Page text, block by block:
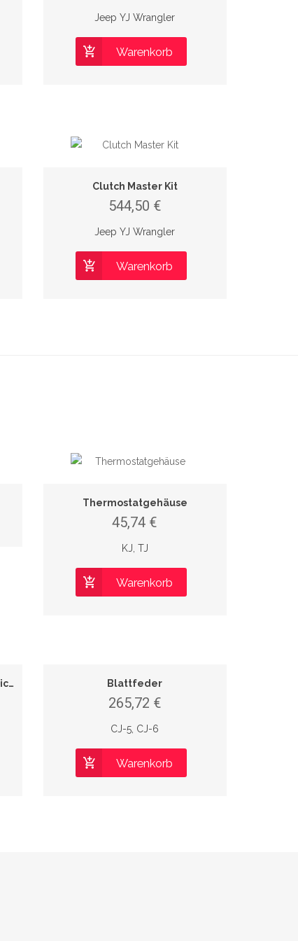
Jeep YJ Wrangler
Warenkorb
Clutch Master Kit
544,50 €
Jeep YJ Wrangler
Warenkorb
Thermostatgehäuse
45,74 €
KJ, TJ
Warenkorb
Windschutzscheibenrahmen Dichtungsstreifen Master Kit Blattfeder
265,72 €
CJ-5, CJ-6
Warenkorb